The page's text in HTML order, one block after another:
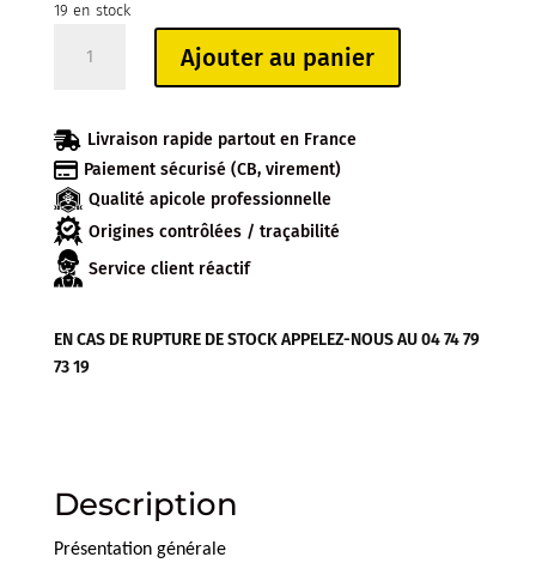
19 en stock
BLEU
PAYSAGE-
FLEURS
(sachet
de
100)
Ajouter au panier
 Livraison rapide partout en France
 Paiement sécurisé (CB, virement)
Qualité apicole professionnelle
Origines contrôlées / traçabilité
Service client réactif
EN CAS DE RUPTURE DE STOCK APPELEZ-NOUS AU 04 74 79
73 19
Description
Présentation générale